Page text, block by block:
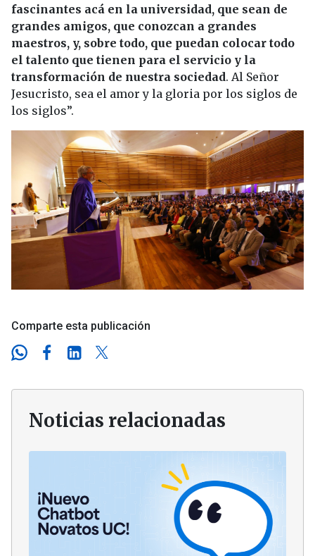
fascinantes acá en la universidad, que sean de
grandes amigos, que conozcan a grandes
maestros, y, sobre todo, que puedan colocar todo
el talento que tienen para el servicio y la
transformación de nuestra sociedad. Al Señor
Jesucristo, sea el amor y la gloria por los siglos de
los siglos”.
Comparte esta publicación
Noticias relacionadas